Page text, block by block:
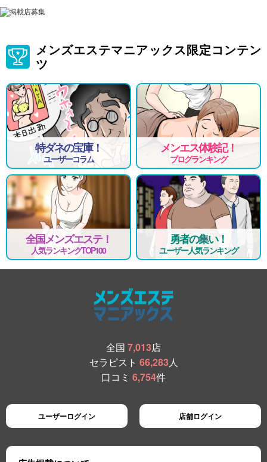
メンズエステマニアックス限定コンテン
ツ
特ダネの宝庫！
ユーザーコラム
メンエス体験記！
ブログランキング
全国メンズエステ！
人気ランキングTOP100
勇者の集い！
ユーザー人気ランキング
全国 7,013店
セラピスト 66,283人
口コミ 6,754件
ユーザーログイン 店舗ログイン